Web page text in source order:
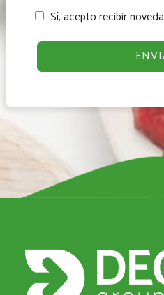
Sí, acepto recibir